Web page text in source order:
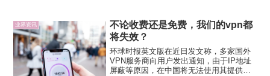
业界资讯
不论收费还是免费，我们的vpn都
将失效？
环球时报英文版在近日发文称，多家国外
VPN服务商向用户发出通知，由于IP地址
屏蔽等原因，在中国将无法使用其提供的